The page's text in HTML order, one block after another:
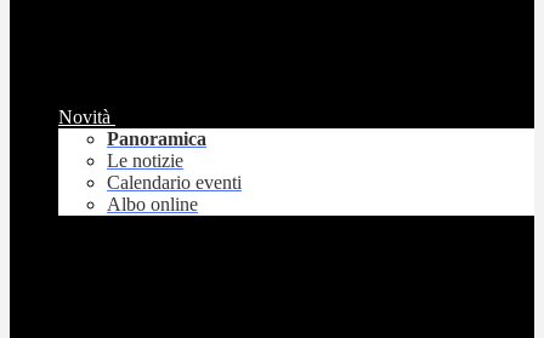
Novità
Panoramica
Le notizie
Calendario eventi
Albo online